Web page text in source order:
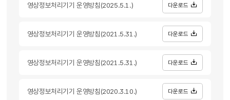
영상정보처리기기 운영방침(2025.5.1.) 다운로드
영상정보처리기기 운영방침(2021.5.31.) 다운로드
영상정보처리기기 운영방침(2021.5.31.) 다운로드
영상정보처리기기 운영방침(2020.3.10.) 다운로드